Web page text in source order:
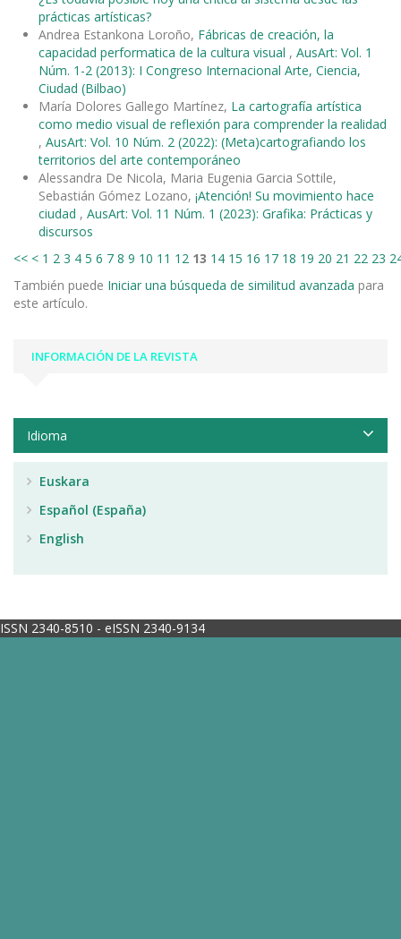
prácticas artísticas?
Andrea Estankona Loroño, Fábricas de creación, la
capacidad performatica de la cultura visual , AusArt: Vol. 1
Núm. 1-2 (2013): I Congreso Internacional Arte, Ciencia,
Ciudad (Bilbao)
María Dolores Gallego Martínez, La cartografía artística
como medio visual de reflexión para comprender la realidad
, AusArt: Vol. 10 Núm. 2 (2022): (Meta)cartografiando los
territorios del arte contemporáneo
Alessandra De Nicola, Maria Eugenia Garcia Sottile,
Sebastián Gómez Lozano, ¡Atención! Su movimiento hace
ciudad , AusArt: Vol. 11 Núm. 1 (2023): Grafika: Prácticas y
discursos
<< < 1 2 3 4 5 6 7 8 9 10 11 12 13 14 15 16 17 18 19 20 21 22 23
También puede Iniciar una búsqueda de similitud avanzada para
este artículo.
INFORMACIÓN DE LA REVISTA
Idioma
Euskara
Español (España)
English
ISSN 2340-8510 - eISSN 2340-9134